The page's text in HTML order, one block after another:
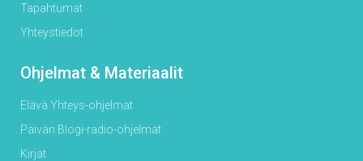
Tapahtumat
Yhteystiedot
Ohjelmat & Materiaalit
Elävä Yhteys-ohjelmat
Päivän Blogi-radio-ohjelmat
Kirjat